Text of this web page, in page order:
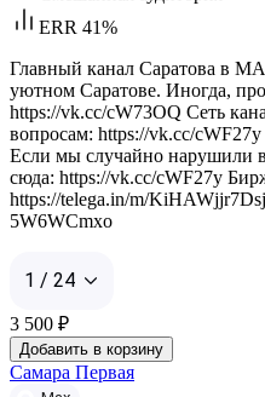
ERR 41%
Главный канал Саратова в
уютном Саратове. Иногда,
https://vk.cc/cW73OQ Сеть
вопросам: https://vk.cc/
Если мы случайно нарушили
сюда: https://vk.cc/cWF27y
https://telega.in/m/
5W6WCmxo
1 / 24
3 500 ₽
Добавить в корзину
Самара Первая